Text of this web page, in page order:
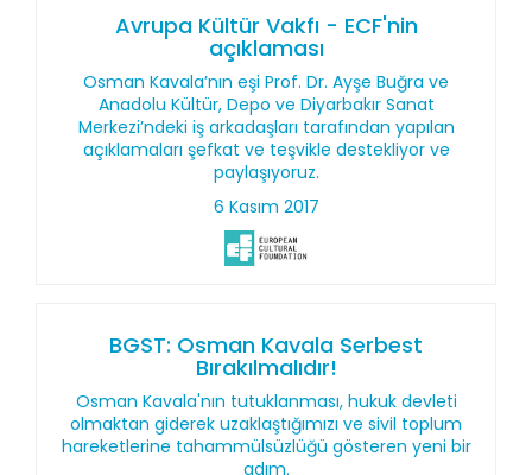
Avrupa Kültür Vakfı - ECF'nin
açıklaması
Osman Kavala’nın eşi Prof. Dr. Ayşe Buğra ve
Anadolu Kültür, Depo ve Diyarbakır Sanat
Merkezi’ndeki iş arkadaşları tarafından yapılan
açıklamaları şefkat ve teşvikle destekliyor ve
paylaşıyoruz.
6 Kasım 2017
BGST: Osman Kavala Serbest
Bırakılmalıdır!
Osman Kavala'nın tutuklanması, hukuk devleti
olmaktan giderek uzaklaştığımızı ve sivil toplum
hareketlerine tahammülsüzlüğü gösteren yeni bir
adım.